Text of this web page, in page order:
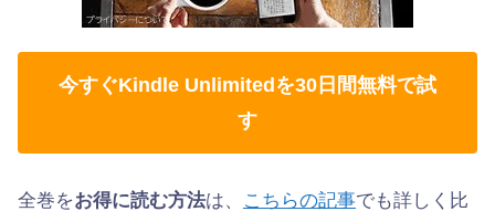
今すぐKindle Unlimitedを30日間無料で試
す
全巻をお得に読む方法は、 こちらの記事でも詳しく比